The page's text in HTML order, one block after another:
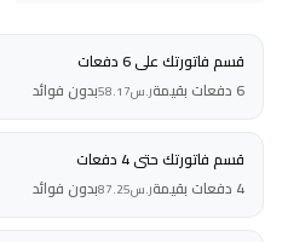
قسم فاتورتك على 6 دفعات
6 دفعات بقيمة
ر.س58.17بدون فوائد
قسم فاتورتك حتى 4 دفعات
4 دفعات بقيمة
ر.س87.25بدون فوائد